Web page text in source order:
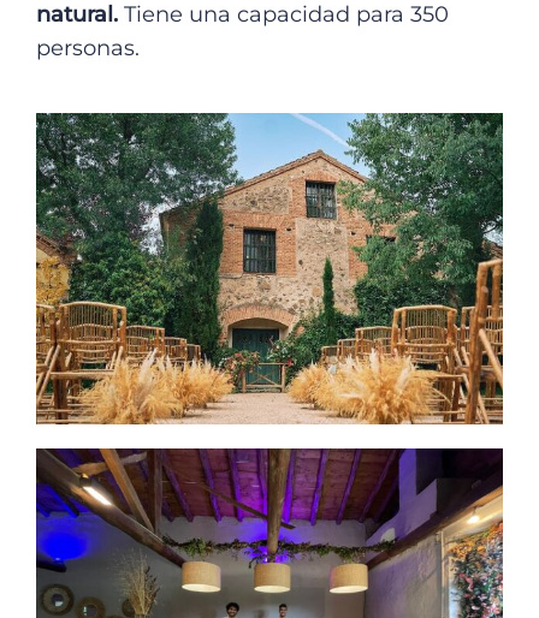
natural. Tiene una capacidad para 350
personas.